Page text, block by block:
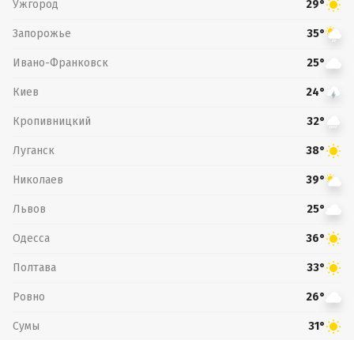
Ужгород 29°
Запорожье 35°
Ивано-Франковск 25°
Киев 24°
Кропивницкий 32°
Луганск 38°
Николаев 39°
Львов 25°
Одесса 36°
Полтава 33°
Ровно 26°
Сумы 31°